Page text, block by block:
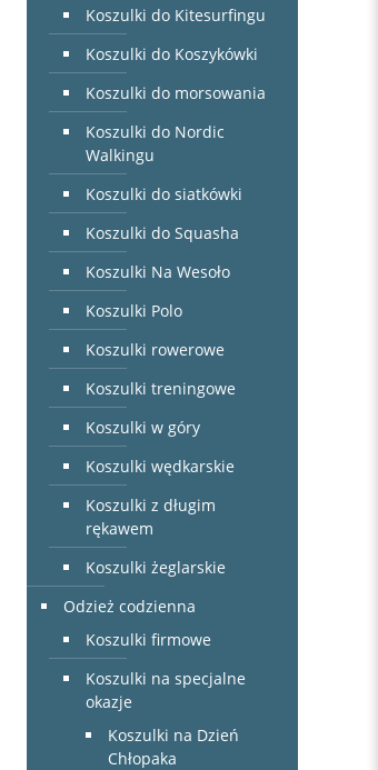
Koszulki do Kitesurfingu
Koszulki do Koszykówki
Koszulki do morsowania
Koszulki do Nordic
Walkingu
Koszulki do siatkówki
Koszulki do Squasha
Koszulki Na Wesoło
Koszulki Polo
Koszulki rowerowe
Koszulki treningowe
Koszulki w góry
Koszulki wędkarskie
Koszulki z długim
rękawem
Koszulki żeglarskie
Odzież codzienna
Koszulki firmowe
Koszulki na specjalne
okazje
Koszulki na Dzień
Chłopaka